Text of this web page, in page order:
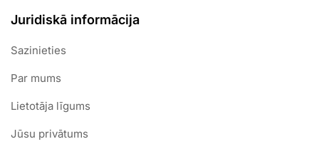
Juridiskā informācija
Sazinieties
Par mums
Lietotāja līgums
Jūsu privātums